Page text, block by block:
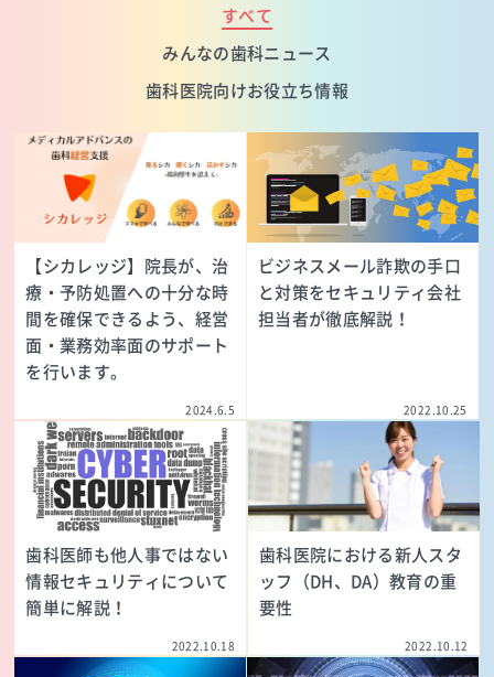
すべて
みんなの歯科ニュース
歯科医院向けお役立ち情報
【シカレッジ】院長が、治
療・予防処置への十分な時
間を確保できるよう、経営
面・業務効率面のサポート
を行います。
2024.6.5
ビジネスメール詐欺の手口
と対策をセキュリティ会社
担当者が徹底解説！
2022.10.25
歯科医師も他人事ではない
情報セキュリティについて
簡単に解説！
2022.10.18
歯科医院における新人スタ
ッフ（DH、DA）教育の重
要性
2022.10.12